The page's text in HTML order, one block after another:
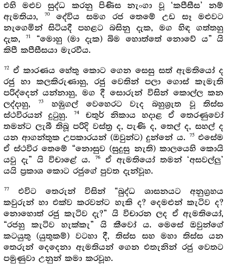
එහි මළුව සුද්ධ කරනු පිණිස නැංගා වූ ‘කපීසීස’ නම්
ඇමතියා,
70
දේවිය සමග රජ තෙමේ උඩ සෑ මළුවට
නැගෙමින් සිටියදී පහළට බසිනු දැක, මග හිඳ ගත්තහු
දැක,
71
“මොහු (මා දැක) බිම හොත්තේ නොවේ ය” යි
කිපී කපීසීසයා මැරවීය.
72ඒ කාරණය හේතු කොට ගෙන සෙසු සත් ඇමතියෝ ද
රජු හා කලකිරුණාහු, රජු වෙතින් පලා ගොස් කැමැති
පරිද්දෙන් යන්නාහු, මග දී සොරුන් විසින් කොල්ල කන
ලද්දාහු,
73
හඹුගල් වෙහෙරට වැද බහුශ්‍රැත වූ තිස්ස
ස්ථවිරයන් දුටුහු.
74
චතුර් නිකාය හදාළ ඒ තෙරණුවෝ
තමන්ට ලැබී තිබූ පරිදි වස්ත්‍ර ද, පැණි ද, තෙල් ද, සහල් ද
යන ආගන්තුක උපකාරයන් (ඔවුන්ට) දුන්නේ ය.
75එසේම
ඒ ස්ථවිර තෙමේ “නොසුව (සුදුසු නැති) කාලයෙහි කොයි
යවු දැ” යි විචාළේ ය.
76
ඒ ඇමතියෝ තමන් ‘අසවල්ලු’
යයි ප්‍රකාශ කොට රජුගේ පුවත දැන්වූහ.
77එවිට තෙරුන් විසින් “බුද්ධ ශාසනයට අනුග්‍රහය
කවුරුන් හා එක්ව කරවන්ට හැකි ද? දෙමළුන් කැටිව ද?
නොහොත් රජු කැටිව දැ?” යි විචාරන ලද ඒ ඇමතියෝ,
“රජහු කැටිව හැක්කැ” යි කීවෝ ය. මෙසේ ඔවුන්ගේ
කටයුතු (යුතුකම්) වටහා දී, තිස්ස සහ මහා තිස්ස යන
තෙරුන් දෙදෙනා ඇමතියන් ගෙන එතැනින් රජු වෙතට
පමුණුවා උනුන් කමා කරවූහ.